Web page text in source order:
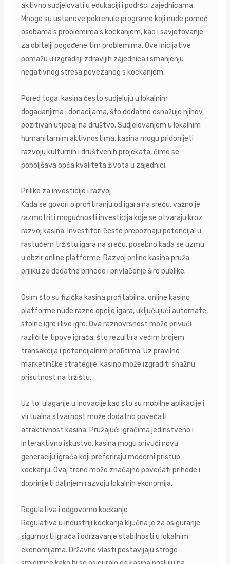
aktivno sudjelovati u edukaciji i podršci zajednicama.
Mnoge su ustanove pokrenule programe koji nude pomoć
osobama s problemima s kockanjem, kao i savjetovanje
za obitelji pogođene tim problemima. Ove inicijative
pomažu u izgradnji zdravijih zajednica i smanjenju
negativnog stresa povezanog s kockanjem.
Pored toga, kasina često sudjeluju u lokalnim
događanjima i donacijama, što dodatno osnažuje njihov
pozitivan utjecaj na društvo. Sudjelovanjem u lokalnim
humanitarnim aktivnostima, kasina mogu pridonijeti
razvoju kulturnih i društvenih projekata, čime se
poboljšava opća kvaliteta života u zajednici.
Prilike za investicije i razvoj
Kada se govori o profitiranju od igara na sreću, važno je
razmotriti mogućnosti investicija koje se otvaraju kroz
razvoj kasina. Investitori često prepoznaju potencijal u
rastućem tržištu igara na sreću, posebno kada se uzmu
u obzir online platforme. Razvoj online kasina pruža
priliku za dodatne prihode i privlačenje šire publike.
Osim što su fizička kasina profitabilna, online kasino
platforme nude razne opcije igara, uključujući automate,
stolne igre i live igre. Ova raznovrsnost može privući
različite tipove igrača, što rezultira većim brojem
transakcija i potencijalnim profitima. Uz pravilne
marketinške strategije, kasino može izgraditi snažnu
prisutnost na tržištu.
Uz to, ulaganje u inovacije kao što su mobilne aplikacije i
virtualna stvarnost može dodatno povećati
atraktivnost kasina. Pružajući igračima jedinstveno i
interaktivno iskustvo, kasina mogu privući novu
generaciju igrača koji preferiraju moderni pristup
kockanju. Ovaj trend može značajno povećati prihode i
doprinijeti daljnjem razvoju lokalnih ekonomija.
Regulativa i odgovorno kockanje
Regulativa u industriji kockanja ključna je za osiguranje
sigurnosti igrača i održavanje stabilnosti u lokalnim
ekonomijama. Državne vlasti postavljaju stroge